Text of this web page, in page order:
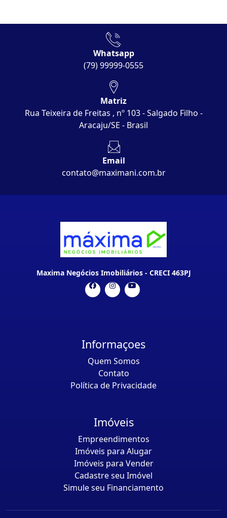
Whatsapp
(79) 99999-0555
Matriz
Rua Teixeira de Freitas , nº 103 - Salgado Filho -
Aracaju/SE - Brasil
Email
contato@maximani.com.br
Maxima Negócios Imobiliários - CRECI 463PJ
Informaçoes
Quem Somos
Contato
Política de Privacidade
Imóveis
Empreendimentos
Imóveis para Alugar
Imóveis para Vender
Cadastre seu Imóvel
Simule seu Financiamento